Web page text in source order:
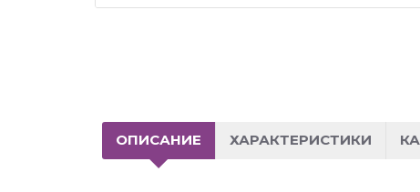
ОПИСАНИЕ ХАРАКТЕРИСТИКИ